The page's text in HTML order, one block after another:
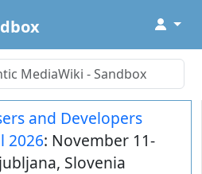
↓
and Developers
2026: November 11-
Slovenia